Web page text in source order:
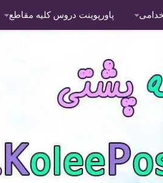
پاورپوینت دروس کلیه مقاطع